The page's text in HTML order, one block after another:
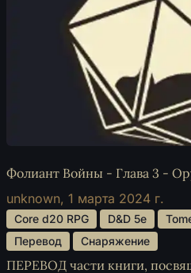
Фолиант Войны - Глава 3 -
unknown, 1 марта 2024 г.
Core d20 RPG D&D 5e
Перевод
Снаряжение
ПЕРЕВОД части книги,